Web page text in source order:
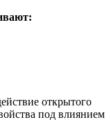
открытого
под влиянием